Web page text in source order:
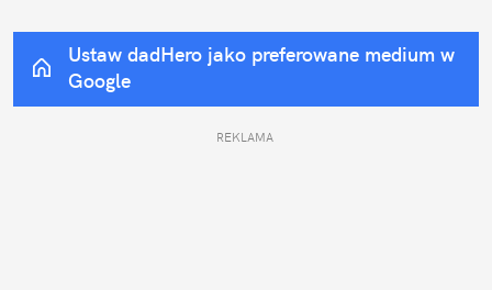
Ustaw dadHero jako preferowane medium w
Google
REKLAMA